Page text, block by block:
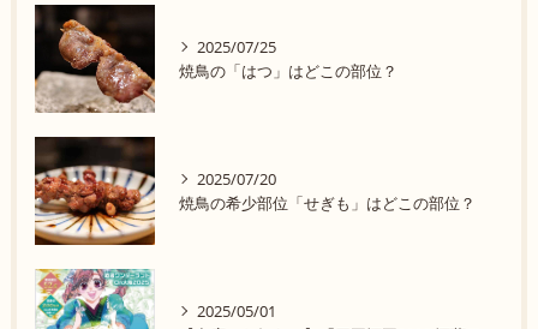
2025/07/25
焼鳥の「はつ」はどこの部位？
2025/07/20
焼鳥の希少部位「せぎも」はどこの部位？
2025/05/01